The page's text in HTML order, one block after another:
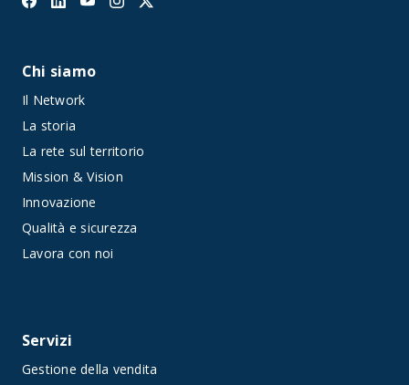
Chi siamo
Il Network
La storia
La rete sul territorio
Mission & Vision
Innovazione
Qualità e sicurezza
Lavora con noi
Servizi
Gestione della vendita